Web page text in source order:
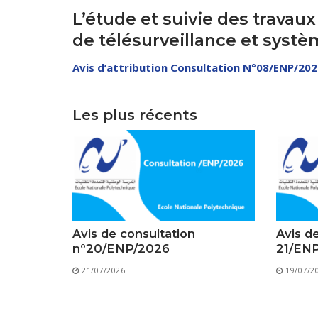
Direction
Sous-
Centre
L’étude et suivie des
de télésurveillance et
Avis d’attribution Consultation N°08/ENP/
Les plus récents
Avis de consultation
n°20/ENP/2026
21/07/2026
Avis
21/
19/07/